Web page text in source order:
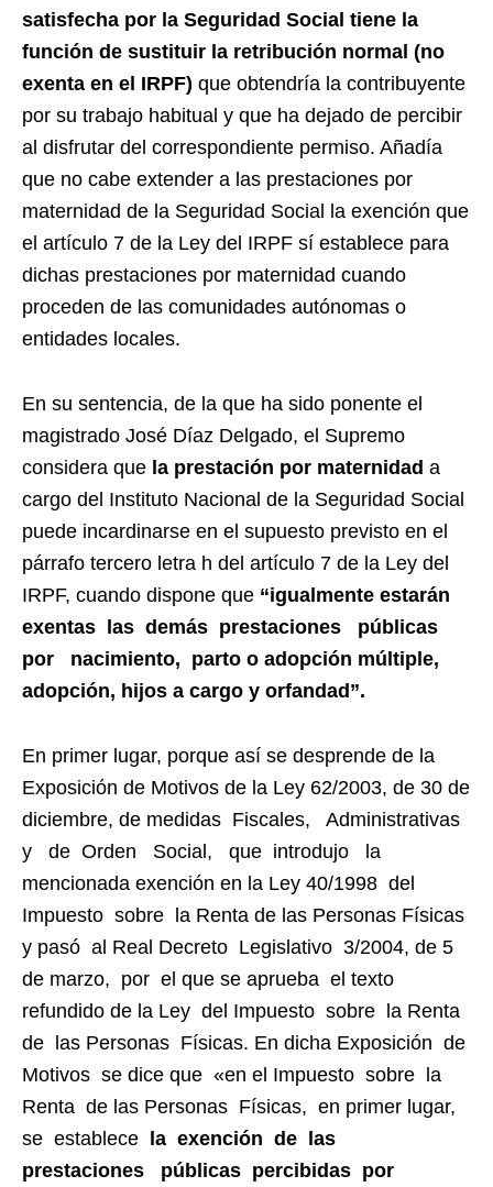
satisfecha por la Seguridad Social tiene la
función de sustituir la retribución normal (no
exenta en el IRPF) que obtendría la contribuyente
por su trabajo habitual y que ha dejado de percibir
al disfrutar del correspondiente permiso. Añadía
que no cabe extender a las prestaciones por
maternidad de la Seguridad Social la exención que
el artículo 7 de la Ley del IRPF sí establece para
dichas prestaciones por maternidad cuando
proceden de las comunidades autónomas o
entidades locales.
En su sentencia, de la que ha sido ponente el
magistrado José Díaz Delgado, el Supremo
considera que la prestación por maternidad a
cargo del Instituto Nacional de la Seguridad Social
puede incardinarse en el supuesto previsto en el
párrafo tercero letra h del artículo 7 de la Ley del
IRPF, cuando dispone que “igualmente estarán
exentas las demás prestaciones públicas
por nacimiento, parto o adopción múltiple,
adopción, hijos a cargo y orfandad”.
En primer lugar, porque así se desprende de la
Exposición de Motivos de la Ley 62/2003, de 30 de
diciembre, de medidas Fiscales, Administrativas
y de Orden Social, que introdujo la
mencionada exención en la Ley 40/1998 del
Impuesto sobre la Renta de las Personas Físicas
y pasó al Real Decreto Legislativo 3/2004, de 5
de marzo, por el que se aprueba el texto
refundido de la Ley del Impuesto sobre la Renta
de las Personas Físicas. En dicha Exposición de
Motivos se dice que «en el Impuesto sobre la
Renta de las Personas Físicas, en primer lugar,
se establece la exención de las
prestaciones públicas percibidas por